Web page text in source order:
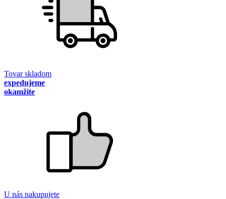
Tovar skladom
expedujeme
okamžite
U nás nakupujete